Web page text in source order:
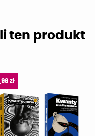
ten produkt
zł